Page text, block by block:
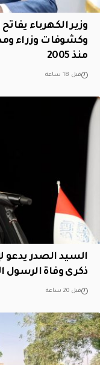
وزير الكهرباء
وكشوفات وزراء
منذ 2005
قبل 18 ساعة
السيد الصدر يدعو
ذكرى وفاة
قبل 20 ساعة